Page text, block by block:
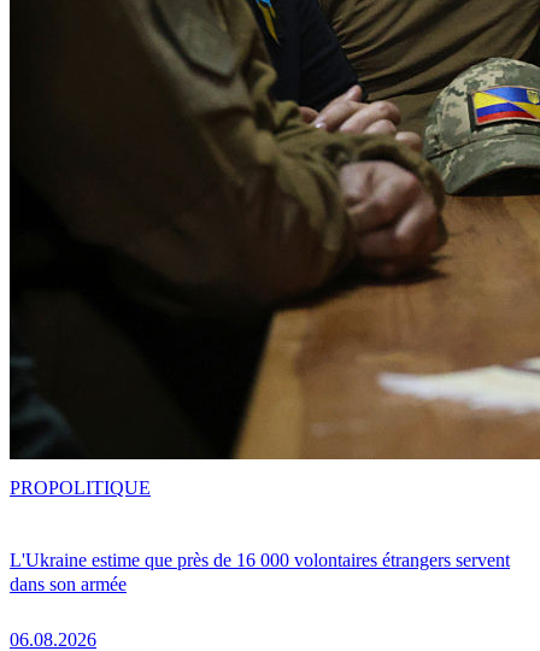
L'Ukraine estime que près de 16 000 volontaires étrangers servent
dans son armée
06.08.2026
PROPOLITIQUE